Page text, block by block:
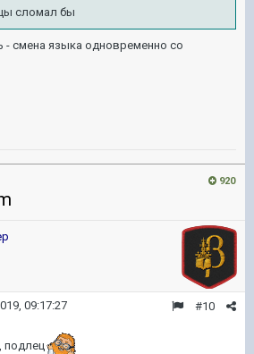
сломал бы
смена языка одновременно со
920
#10
09:17:27
подлец